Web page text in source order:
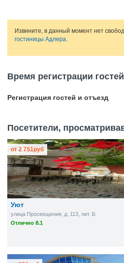
Извините, в данный момент нет
гостиницы Адлера.
Время регистрации
Регистрация гостей и отъезд
Посетители,
Уют
улица Просвещения, д. 113, лит. Б
Отлично 8.1
от 2 751руб